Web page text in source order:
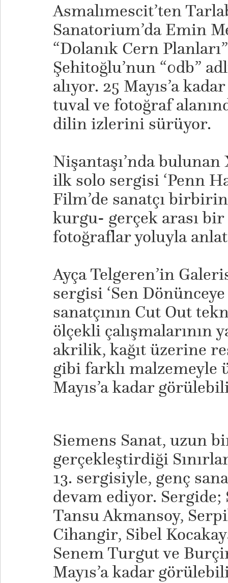
Asmalımescit’ten
Sanatorium’da Emin
“Dolanık Cern
Şehitoğlu’nun “0db”
alıyor. 25 Mayıs’a
tuval ve fotoğraf
dilin izlerini sürüyor.
Nişantaşı’nda bulunan
ilk solo sergisi ‘Penn
Film’de sanatçı
kurgu- gerçek arası
fotoğraflar yoluyla
Ayça Telgeren’in
sergisi ‘Sen
sanatçının Cut Out
ölçekli çalışmalarının
akrilik, kağıt üzerine
gibi farklı malzemeyle
Mayıs’a kadar
Siemens Sanat, uzun
gerçekleştirdiği
13. sergisiyle, genç
devam ediyor. Sergide;
Tansu Akmansoy,
Cihangir, Sibel
Senem Turgut ve
Mayıs’a kadar